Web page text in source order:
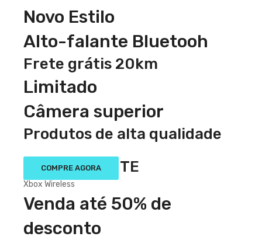
Novo Estilo
Alto-falante Bluetooh
Frete grátis 20km
Limitado
Câmera superior
Produtos de alta qualidade
VENDA QUENTE
Xbox Wireless
Venda até 50% de
desconto
COMPRE AGORA